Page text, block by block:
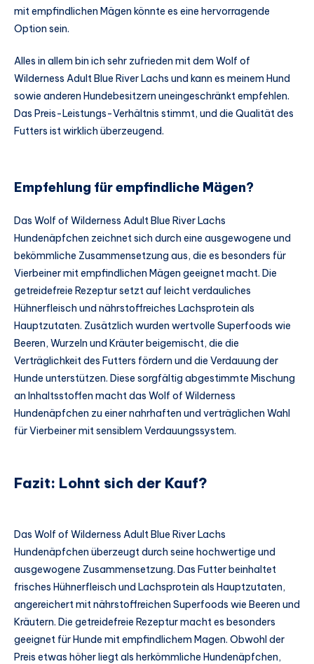
mit empfindlichen Mägen könnte es eine hervorragende
Option sein.
Alles in allem bin ich sehr zufrieden mit dem Wolf of
Wilderness Adult Blue River Lachs und kann es meinem Hund
sowie anderen Hundebesitzern uneingeschränkt empfehlen.
Das Preis-Leistungs-Verhältnis stimmt, und die Qualität des
Futters ist wirklich überzeugend.
Empfehlung für empfindliche Mägen?
Das Wolf of Wilderness Adult Blue River Lachs
Hundenäpfchen zeichnet sich durch eine ausgewogene und
bekömmliche Zusammensetzung aus, die es besonders für
Vierbeiner mit empfindlichen Mägen geeignet macht. Die
getreidefreie Rezeptur setzt auf leicht verdauliches
Hühnerfleisch und nährstoffreiches Lachsprotein als
Hauptzutaten. Zusätzlich wurden wertvolle Superfoods wie
Beeren, Wurzeln und Kräuter beigemischt, die die
Verträglichkeit des Futters fördern und die Verdauung der
Hunde unterstützen. Diese sorgfältig abgestimmte Mischung
an Inhaltsstoffen macht das Wolf of Wilderness
Hundenäpfchen zu einer nahrhaften und verträglichen Wahl
für Vierbeiner mit sensiblem Verdauungssystem.
Fazit: Lohnt sich der Kauf?
Das Wolf of Wilderness Adult Blue River Lachs
Hundenäpfchen überzeugt durch seine hochwertige und
ausgewogene Zusammensetzung. Das Futter beinhaltet
frisches Hühnerfleisch und Lachsprotein als Hauptzutaten,
angereichert mit nährstoffreichen Superfoods wie Beeren und
Kräutern. Die getreidefreie Rezeptur macht es besonders
geeignet für Hunde mit empfindlichem Magen. Obwohl der
Preis etwas höher liegt als herkömmliche Hundenäpfchen,